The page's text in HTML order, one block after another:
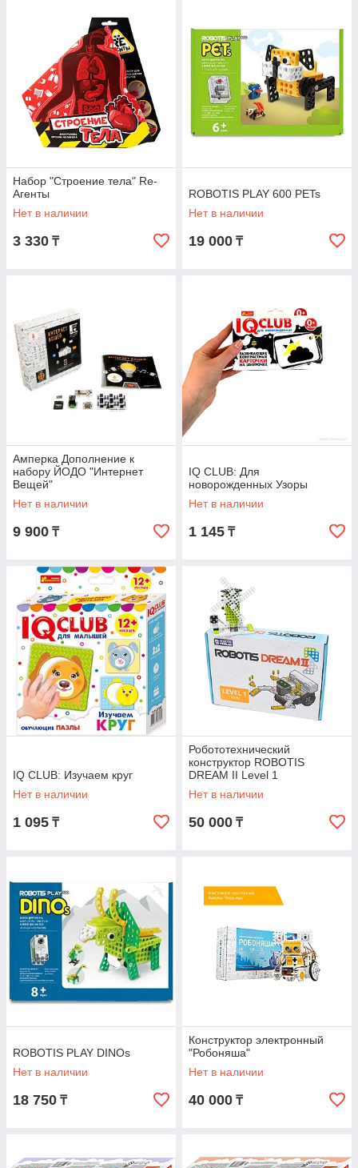
Набор "Строение тела" Re-
Агенты
Нет в наличии
3 330 ₸
ROBOTIS PLAY 600 PETs
Нет в наличии
19 000 ₸
Амперка Дополнение к
набору ЙОДО "Интернет
Вещей"
Нет в наличии
9 900 ₸
IQ CLUB: Для
новорожденных Узоры
Нет в наличии
1 145 ₸
IQ CLUB: Изучаем круг
Нет в наличии
1 095 ₸
Робототехнический
конструктор ROBOTIS
DREAM II Level 1
Нет в наличии
50 000 ₸
ROBOTIS PLAY DINOs
Нет в наличии
18 750 ₸
Конструктор электронный
"Робоняша"
Нет в наличии
40 000 ₸